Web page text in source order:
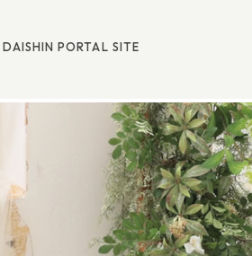
DAISHIN PORTAL SITE